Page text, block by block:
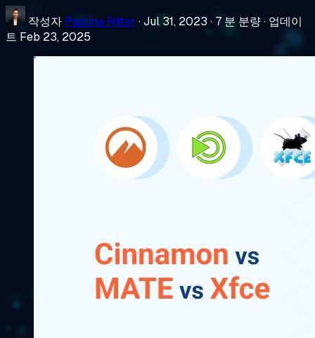
작성자 Paulina Ritter ·Jul 31, 2023 · 7 분 분량· 업데이
트 Feb 23, 2025